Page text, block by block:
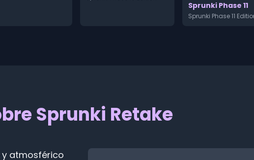
Sprunki Phase 11
Sprunki Phase 11
Sprunki Retake
y atmosférico